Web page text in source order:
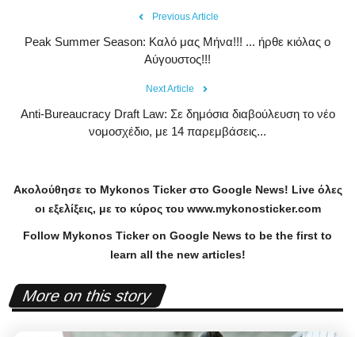
Previous Article
Peak Summer Season: Kαλό μας Μήνα!!! ... ήρθε κιόλας ο
Αύγουστος!!!
Next Article
Anti-Bureaucracy Draft Law: Σε δημόσια διαβούλευση το νέο
νομοσχέδιο, με 14 παρεμβάσεις...
Ακολούθησε το Mykonos Tickerστο Google News! Liveόλες
οι εξελίξεις, με το κύρος του www.mykonosticker.com
Follow Mykonos Ticker on Google News to be the first to
learn all the new articles!
More on this story